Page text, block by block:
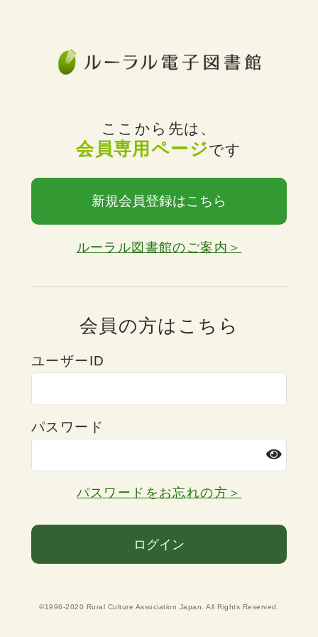
ここから先は、
会員専用ページです
新規会員登録はこちら
ルーラル図書館のご案内＞
会員の方はこちら
ユーザーID
パスワード
パスワードをお忘れの方＞
ログイン
©1996-2020 Rural Culture Association Japan. All Rights Reserved.